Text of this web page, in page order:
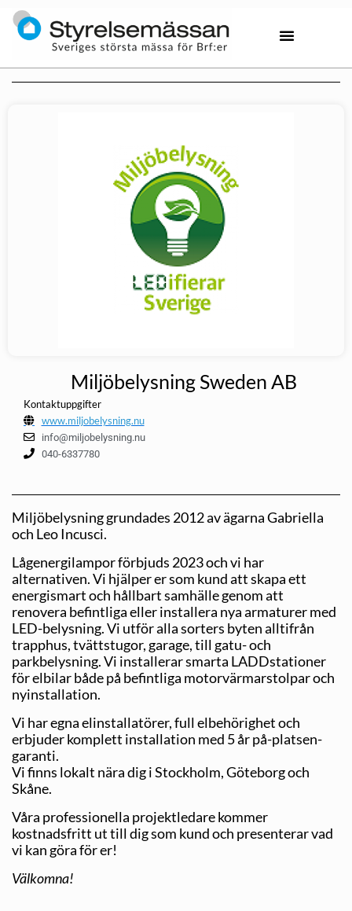
Miljöbelysning Sweden AB
Kontaktuppgifter
www.miljobelysning.nu
info@miljobelysning.nu
040-6337780
Miljöbelysning grundades 2012 av ägarna Gabriella
och Leo Incusci.
Lågenergilampor förbjuds 2023 och vi har
alternativen. Vi hjälper er som kund att skapa ett
energismart och hållbart samhälle genom att
renovera befintliga eller installera nya armaturer med
LED-belysning. Vi utför alla sorters byten alltifrån
trapphus, tvättstugor, garage, till gatu- och
parkbelysning. Vi installerar smarta LADDstationer
för elbilar både på befint­liga motorvärmarstolpar och
nyinstallation.
Vi har egna elinstallatörer, full elbehörighet och
erbjuder komplett installation med 5 år på-platsen-
garanti.
Vi finns lokalt nära dig i Stockholm, Göteborg och
Skåne.
Våra professionella projektledare kommer
kostnadsfritt ut till dig som kund och presenterar vad
vi kan göra för er!
Välkomna!